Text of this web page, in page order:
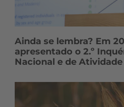
Ainda se lembra? Em
apresentado o 2.º
Nacional e de